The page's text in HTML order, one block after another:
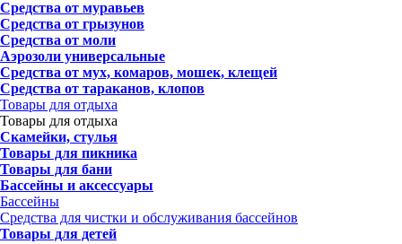
Средства от муравьев
Средства от грызунов
Средства от моли
Аэрозоли универсальные
Средства от мух, комаров, мошек, клещей
Средства от тараканов, клопов
Товары для отдыха
Товары для отдыха
Скамейки, стулья
Товары для пикника
Товары для бани
Бассейны и аксессуары
Бассейны
Средства для чистки и обслуживания бассейнов
Товары для детей